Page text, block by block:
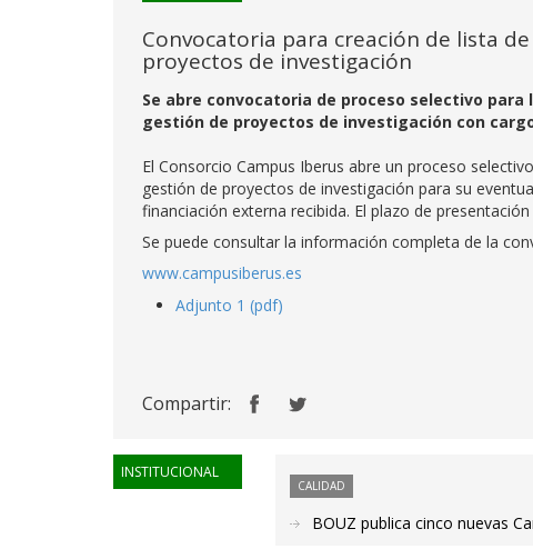
Convocatoria para creación de lista
proyectos de investigación
Se abre convocatoria de proceso selectivo
gestión de proyectos de investigación con
El Consorcio Campus Iberus abre un proceso
gestión de proyectos de investigación para su
financiación externa recibida. El plazo de
Se puede consultar la información completa de la
www.campusiberus.es
Adjunto 1 (pdf)
Compartir:
INSTITUCIONAL
CALIDAD
BOUZ publica cinco nuevas